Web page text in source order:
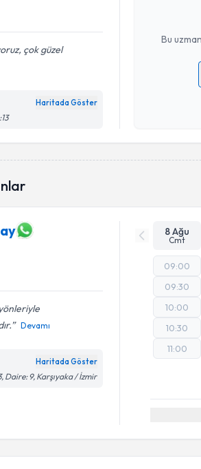
çok güzel
Haritada Göster
Bu
Kişisel
Devamı
Haritada Göster
Daire: 9, Karşıyaka / İzmir
8 Ağu
Cmt
09:00
09:30
10:00
10:30
11:00